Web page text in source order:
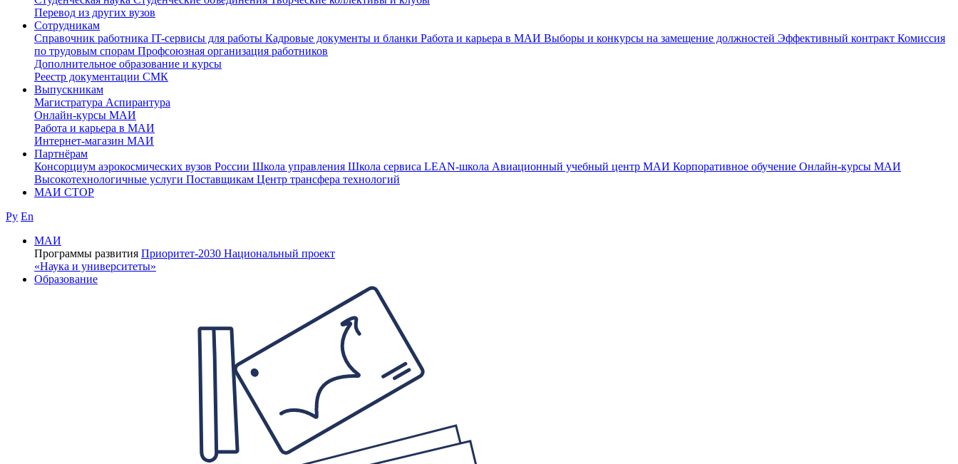
Перевод из других вузов
Сотрудникам
Cправочник работника IT-сервисы для работы Кадровые документы и бланки Работа и карьера в МАИ Выборы и конкурсы на замещение должностей Эффективный контракт Комиссия
по трудовым спорам Профсоюзная организация работников
Дополнительное образование и курсы
Реестр документации СМК
Выпускникам
Магистратура Аспирантура
Онлайн-курсы МАИ
Работа и карьера в МАИ
Интернет-магазин МАИ
Партнёрам
Консорциум аэрокосмических вузов России Школа управления Школа сервиса LEAN-школа Авиационный учебный центр МАИ Корпоративное обучение Онлайн-курсы МАИ
Высокотехнологичные услуги Поставщикам Центр трансфера технологий
МАИ СТОР
Ру En
МАИ
Программы развития Приоритет-2030 Национальный проект
«Наука и университеты»
Образование